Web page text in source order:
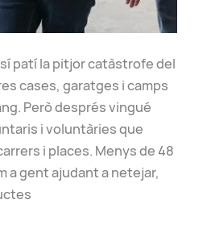
patí la pitjor catàstrofe del
cases, garatges i camps
Però després vingué
i voluntàries que
i places. Menys de 48
a gent ajudant a netejar,